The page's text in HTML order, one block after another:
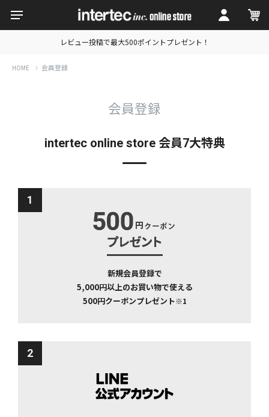
レビュー投稿で最大500ポイントプレゼント！
HOME 会員登録
会員登録
intertec online store 会員7大特典
1
新規会員登録で
5,000円以上のお買い物で使える
500円クーポンプレゼント※1
2